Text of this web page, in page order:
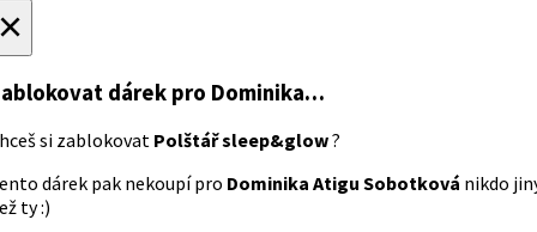
dárek pro Dominika…
si zablokovat Polštář sleep&glow?
dárek pak nekoupí pro Dominika Atigu Sobotková nikdo
ty :)